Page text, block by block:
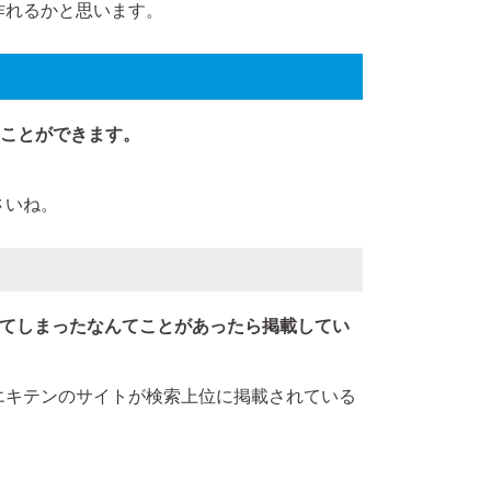
るかと思います。
とができます。
ね。
しまったなんてことがあったら掲載してい
テンのサイトが検索上位に掲載されている